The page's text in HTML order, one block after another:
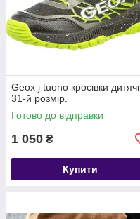
Geox j tuono кросівки дитячі
31-й розмір.
Готово до відправки
1 050 ₴
Купити